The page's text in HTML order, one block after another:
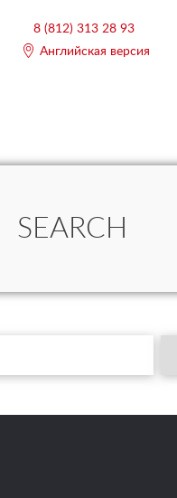
8 (812) 313 28 93
Английская версия
SEARCH